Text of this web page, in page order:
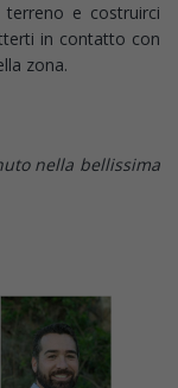
terreno e costruirci
in contatto con
zona.
nella bellissima